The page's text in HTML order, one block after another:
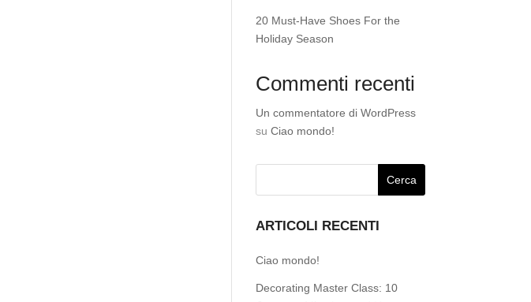
20 Must-Have Shoes For the
Holiday Season
Commenti recenti
Un commentatore di WordPress
su Ciao mondo!
ARTICOLI RECENTI
Ciao mondo!
Decorating Master Class: 10